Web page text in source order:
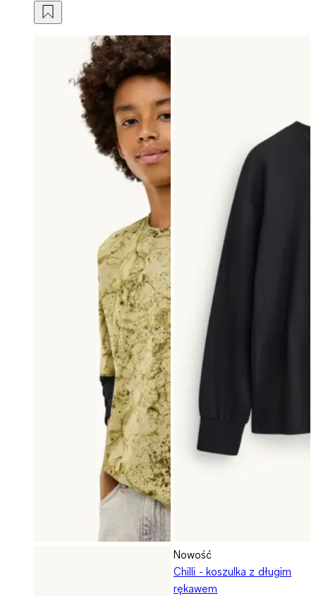
Nowość
Chilli - koszulka z długim
rękawem